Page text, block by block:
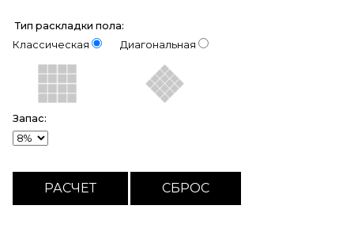
Тип раскладки пола:
Классическая
Диагональная
Запас: